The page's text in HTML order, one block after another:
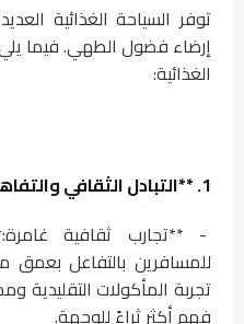
توفر السياحة الغذائية
إرضاء فضول الطهي. فيما يلي
الغذائية:
1. **التبادل الثقافي والتفاهم**
- **تجارب ثقافية
للمسافرين بالتفاعل بعمق
تجربة المأكولات
فهم أكثر ثراءً للوجهة.